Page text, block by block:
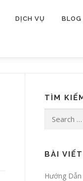
DỊCH VỤ BLOG
TÌM
Search for:
BÀI
Hướng